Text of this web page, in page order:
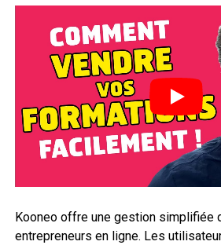
Kooneo offre une gestion simplifiée
entrepreneurs en ligne. Les